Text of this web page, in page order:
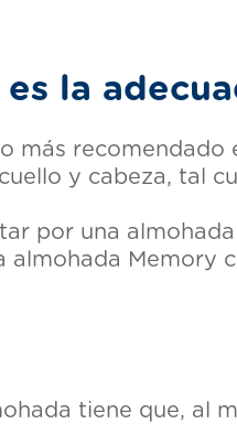
la
más recomendado
y cabeza, tal
por una
Memory
tiene que, al